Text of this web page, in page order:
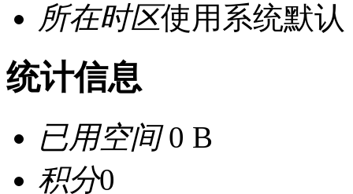
所在时区使用系统默认
统计信息
已用空间0 B
积分0